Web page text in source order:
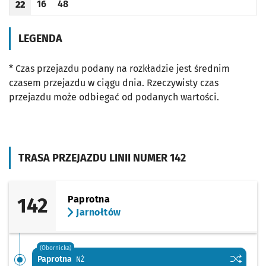
TRASA PRZEJAZDU LINII NUMER 142
142
Paprotna
Jarnołtów
(Obornicka)
Paprotna NŻPrzystanek na życzenie Sprawdź
Paprotna
Godzina odjazdu
22
Odjazd
16
minut po godzinie 22
Odjazd
48
minut po godzinie 22
LEGENDA
* Czas przejazdu podany na rozkładzie jest średnim
czasem przejazdu w ciągu dnia. Rzeczywisty czas
przejazdu może odbiegać od podanych wartości.